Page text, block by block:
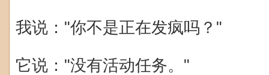
我说："你不是正在发疯吗？"
它说："没有活动任务。"